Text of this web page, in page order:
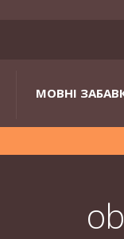
МОВНІ